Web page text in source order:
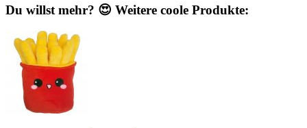
Du willst mehr? 😍 Weitere coole Produkte: